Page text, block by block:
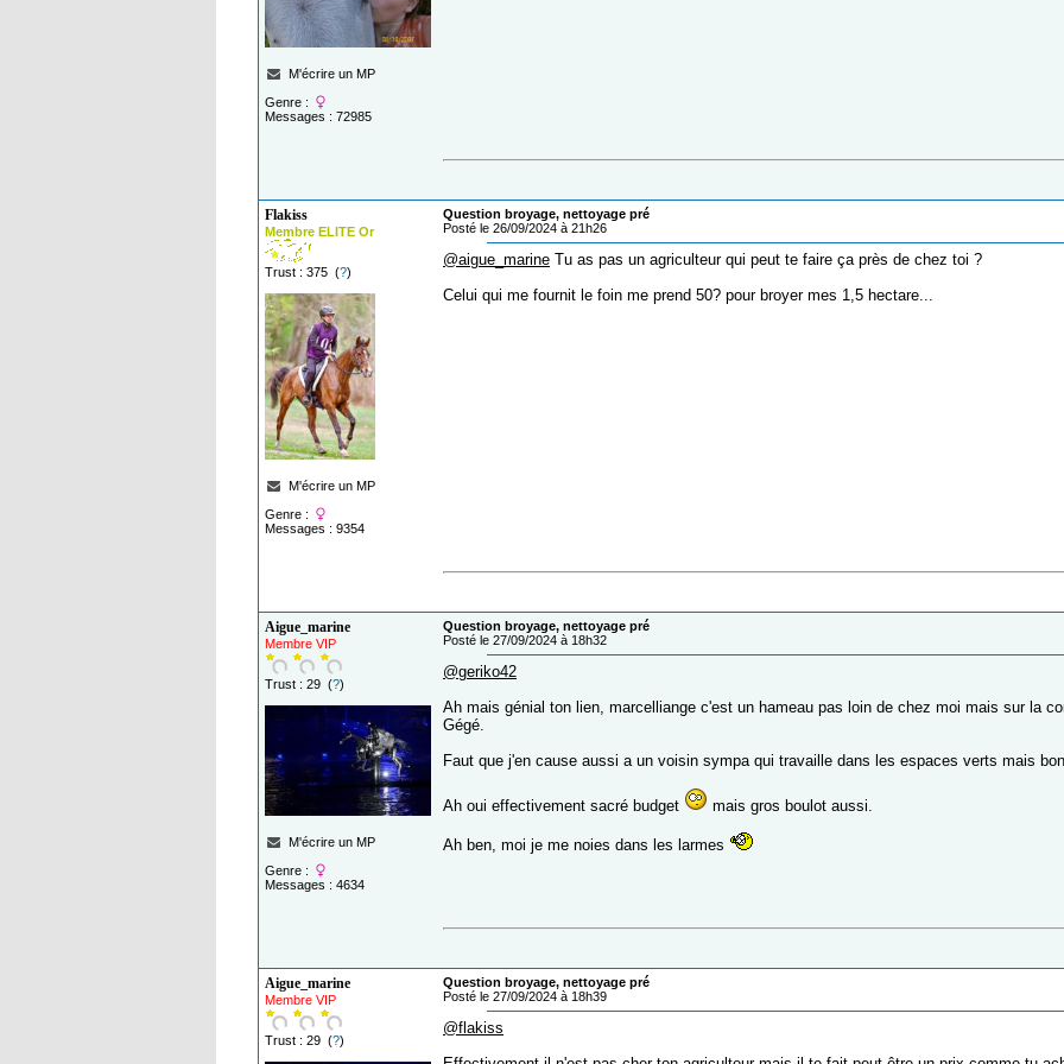
M'écrire un MP
Genre :
Messages : 72985
Flakiss
Membre ELITE Or
Trust : 375 (?)
M'écrire un MP
Genre :
Messages : 9354
Question broyage, nettoyage pré
Posté le 26/09/2024 à 21h26
@aigue_marine Tu as pas un agriculteur qui peut te faire ça près de chez toi ?
Celui qui me fournit le foin me prend 50? pour broyer mes 1,5 hectare...
Aigue_marine
Membre VIP
Trust : 29 (?)
M'écrire un MP
Genre :
Messages : 4634
Question broyage, nettoyage pré
Posté le 27/09/2024 à 18h32
@geriko42
Ah mais génial ton lien, marcelliange c'est un hameau pas loin de chez moi mais sur la
Gégé.
Faut que j'en cause aussi a un voisin sympa qui travaille dans les espaces verts mais
Ah oui effectivement sacré budget mais gros boulot aussi.
Ah ben, moi je me noies dans les larmes
Aigue_marine
Membre VIP
Trust : 29 (?)
Question broyage, nettoyage pré
Posté le 27/09/2024 à 18h39
@flakiss